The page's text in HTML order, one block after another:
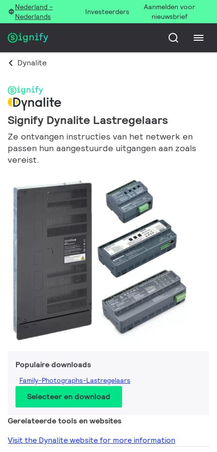
Nederland -
Nederlands
Investeerders
Aanmelden voor
nieuwsbrief
Dynalite
Signify Dynalite Lastregelaars
Ze ontvangen instructies van het netwerk en
passen hun aangestuurde uitgangen aan zoals
vereist.
Populaire downloads
Family-Photographs-Lastregelaars
Selecteer en download
Gerelateerde tools en websites
Visit the Dynalite website for more information